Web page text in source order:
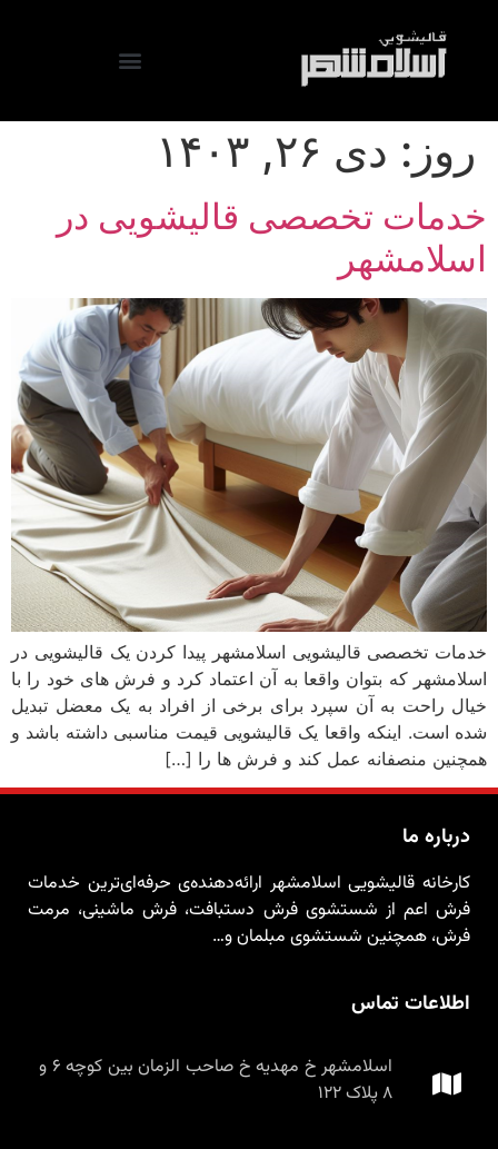
روز: دی ۲۶, ۱۴۰۳
خدمات تخصصی قالیشویی در
اسلامشهر
خدمات تخصصی قالیشویی اسلامشهر پیدا کردن یک قالیشویی در
اسلامشهر که بتوان واقعا به آن اعتماد کرد و فرش های خود را با
خیال راحت به آن سپرد برای برخی از افراد به یک معضل تبدیل
شده است. اینکه واقعا یک قالیشویی قیمت مناسبی داشته باشد و
همچنین منصفانه عمل کند و فرش ها را […]
درباره ما
کارخانه قالیشویی اسلامشهر ارائه‌دهنده‌ی حرفه‌ای‌ترین خدمات
فرش اعم از شستشوی فرش دستبافت، فرش ماشینی، مرمت
فرش، همچنین شستشوی مبلمان و…
اطلاعات تماس
اسلامشهر خ مهدیه خ صاحب الزمان بین کوچه ۶ و
۸ پلاک ۱۲۲